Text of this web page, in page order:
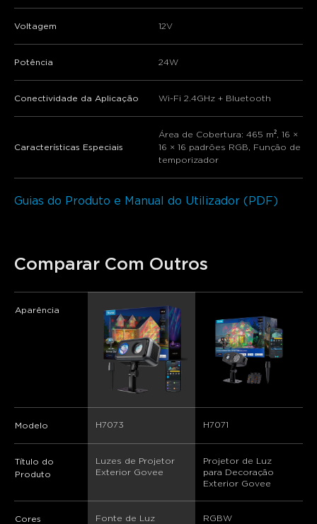
Voltagem 12V
Potência 24W
Conectividade da Aplicação Wi-Fi 2.4GHz + Bluetooth
Características Especiais
Área de Cobertura: 465 m², 16 ×
16 × 16 padrões RGB, Função de
temporizador
Guias do Produto e Manual do Utilizador (PDF)
Comparar Com Outros
Aparência
Modelo H7073 H7071
Título do
Produto
Luzes de Projetor
Exterior Govee
Projetor de Luz
para Decoração
Exterior Govee
Cores
Fonte de Luz
RGBW